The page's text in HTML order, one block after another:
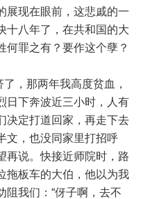
展现在眼前，这悲戚的一
十八年了，在共和国的大
何罪之有？要作这个孽？
，那两年我高度贫血，
日下奔波近三小时，人有
决定打道回家，再走下去
文，也没同家里打招呼
再说。快接近师院时，路
拖板车的大伯，他以为我
阻我们：“伢子啊，去不